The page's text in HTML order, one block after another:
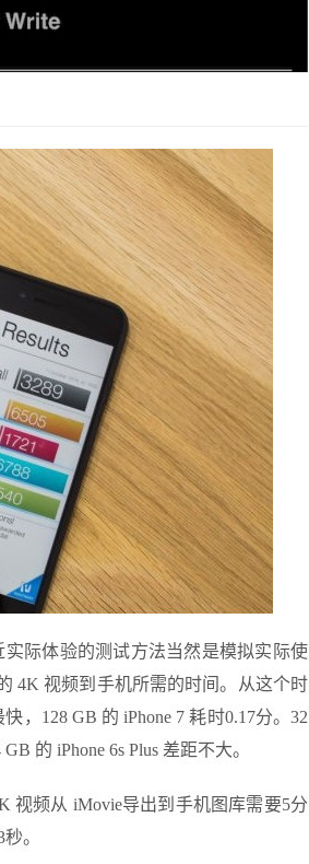
际体验的测试方法当然是模拟实际使
4K 视频到手机所需的时间。从这个时
，128 GB 的 iPhone 7 耗时0.17分。32
的 iPhone 6s Plus 差距不大。
视频从 iMovie导出到手机图库需要5分
。